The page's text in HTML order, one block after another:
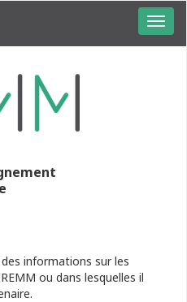
informations sur les
ou dans lesquelles il